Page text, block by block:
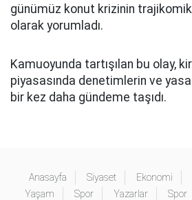
günümüz konut krizinin trajikomik
olarak yorumladı.
Kamuoyunda tartışılan bu olay,
piyasasında denetimlerin ve yasal
bir kez daha gündeme taşıdı.
Anasayfa Siyaset Ekonomi
Yaşam
Spor Yazarlar Spor